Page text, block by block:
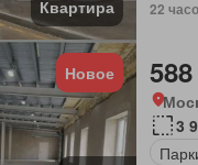
Квартира 22
Новое
3